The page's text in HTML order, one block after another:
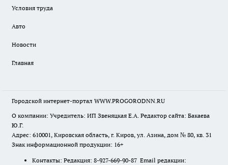
Условия труда
Авто
Новости
Главная
Городской интернет-портал WWW.PROGORODNN.RU
О компании: Учредитель: ИП Звеняцкая Е.А. Редактор сайта: Бакаева
Ю.Г.
Адрес: 610001, Кировская область, г. Киров, ул. Азина, дом № 80, кв. 31
Знак информационной продукции: 16+
Контакты: Редакция: 8-927-669-90-87 Email редакции: